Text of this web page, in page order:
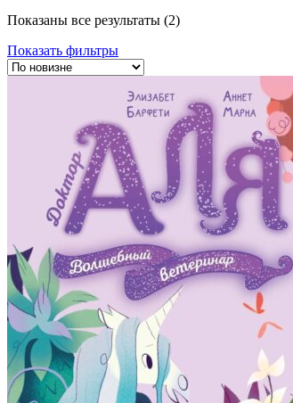
Показаны все результаты (2)
Показать фильтры